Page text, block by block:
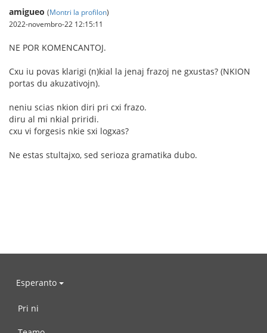
amigueo (Montri la profilon)
2022-novembro-22 12:15:11
NE POR KOMENCANTOJ.
Cxu iu povas klarigi (n)kial la jenaj frazoj ne gxustas? (NKION
portas du akuzativojn).
neniu scias nkion diri pri cxi frazo.
diru al mi nkial priridi.
cxu vi forgesis nkie sxi logxas?
Ne estas stultajxo, sed serioza gramatika dubo.
Esperanto
Pri ni